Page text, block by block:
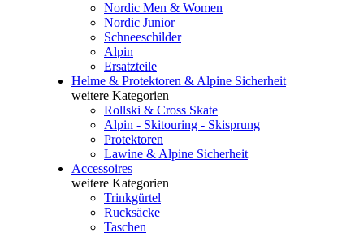
Nordic Men & Women
Nordic Junior
Schneeschilder
Alpin
Ersatzteile
Helme & Protektoren & Alpine Sicherheit
weitere Kategorien
Rollski & Cross Skate
Alpin - Skitouring - Skisprung
Protektoren
Lawine & Alpine Sicherheit
Accessoires
weitere Kategorien
Trinkgürtel
Rucksäcke
Taschen